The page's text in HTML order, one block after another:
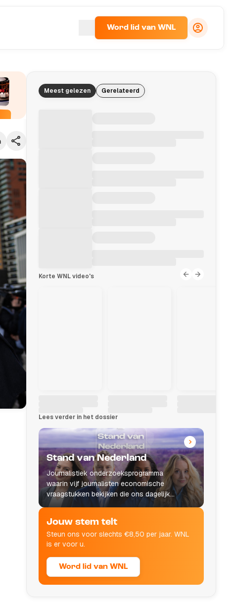
Word lid van WNL
Meest gelezen Gerelateerd
Korte WNL video's
Lees verder in het dossier
Stand van Nederland
Journalistiek onderzoeksprogramma
waarin vijf journalisten economische
vraagstukken bekijken die ons dagelijks
leven raken.
Jouw stem telt
Steun ons voor slechts €8,50 per jaar. WNL
is er voor u.
Word lid van WNL